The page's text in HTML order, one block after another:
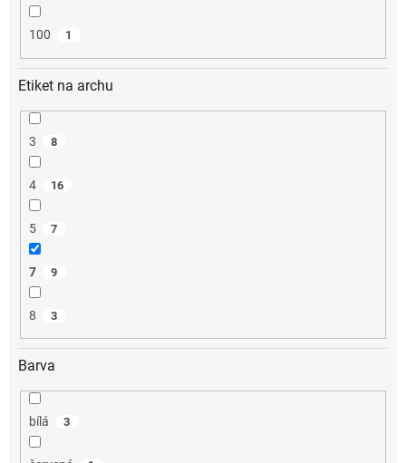
100 1
Etiket na archu
3 8
4 16
5 7
7 9
8 3
Barva
bílá 3